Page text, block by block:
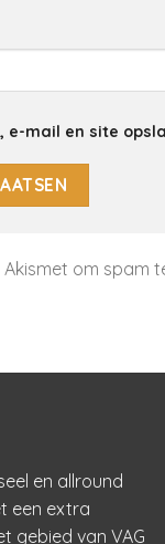
e-mail en site
om spam
en allround
een extra
gebied van VAG